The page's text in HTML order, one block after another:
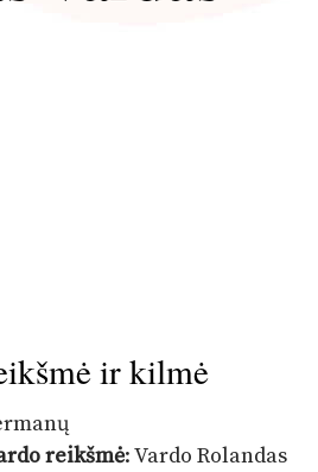
ir kilmė
reikšmė: Vardo Rolandas